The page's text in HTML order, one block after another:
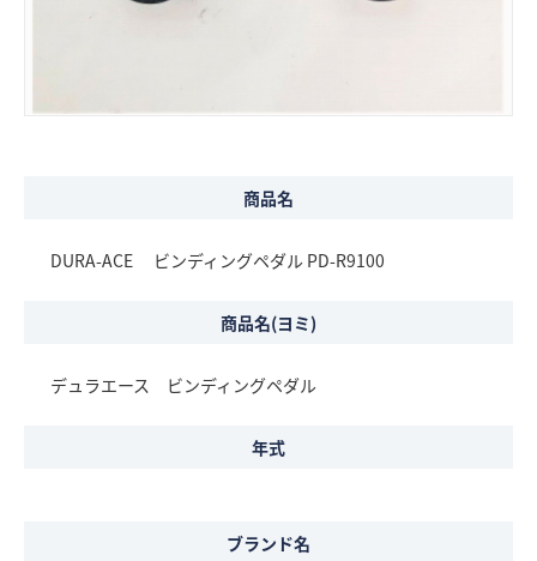
商品名
DURA-ACE ビンディングペダル PD-R9100
商品名(ヨミ)
デュラエース ビンディングペダル
年式
ブランド名